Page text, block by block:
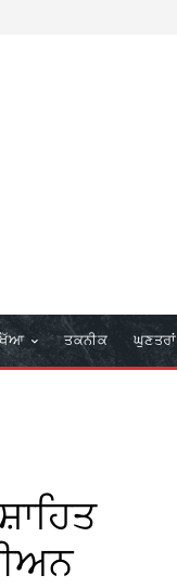
ਤਕਨੀਕ ਘੁਣਤਰਾਂ